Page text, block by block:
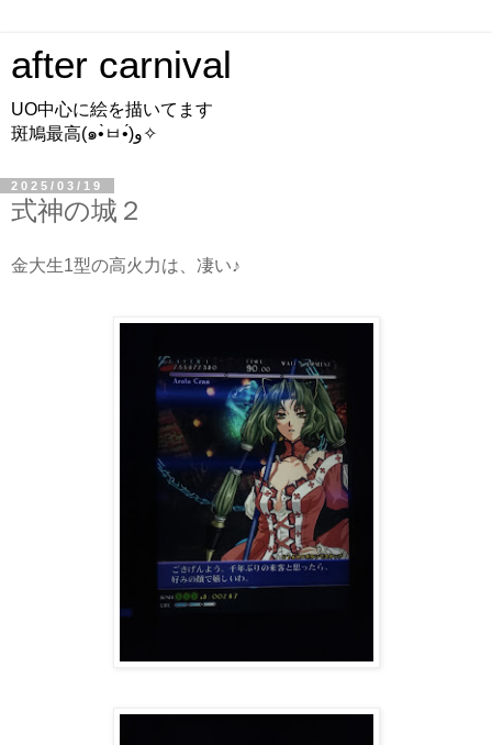
after carnival
UO中心に絵を描いてます
斑鳩最高(๑•̀ㅂ•́)و✧
2025/03/19
式神の城２
金大生1型の高火力は、凄い♪